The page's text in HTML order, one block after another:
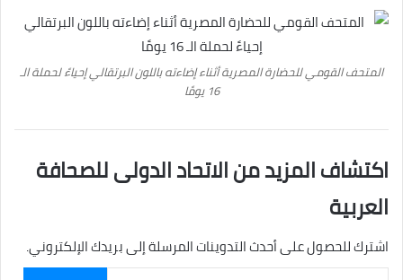
المتحف القومي للحضارة المصرية أثناء إضاءته باللون البرتقالي إحياءً لحملة الـ
16 يومًا
اكتشاف المزيد من الاتحاد الدولى للصحافة
العربية
اشترك للحصول على أحدث التدوينات المرسلة إلى بريدك الإلكتروني.